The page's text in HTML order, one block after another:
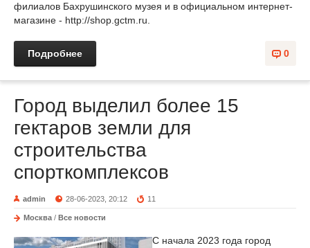
филиалов Бахрушинского музея и в официальном интернет-
магазине - http://shop.gctm.ru.
0
Подробнее
Город выделил более 15
гектаров земли для
строительства
спорткомплексов
admin 28-06-2023, 20:12 11
Москва / Все новости
С начала 2023 года город